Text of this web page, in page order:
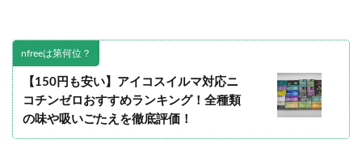
nfreeは第何位？
【150円も安い】アイコスイルマ対応ニ
コチンゼロおすすめランキング！全種類
の味や吸いごたえを徹底評価！